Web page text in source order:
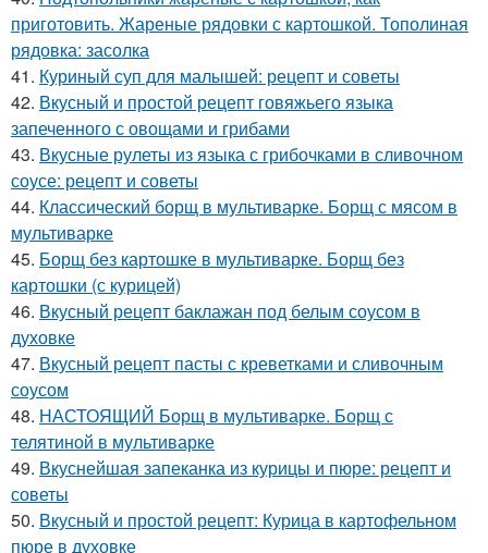
приготовить. Жареные рядовки с картошкой. Тополиная
рядовка: засолка
41. Куриный суп для малышей: рецепт и советы
42. Вкусный и простой рецепт говяжьего языка
запеченного с овощами и грибами
43. Вкусные рулеты из языка с грибочками в сливочном
соусе: рецепт и советы
44. Классический борщ в мультиварке. Борщ с мясом в
мультиварке
45. Борщ без картошке в мультиварке. Борщ без
картошки (с курицей)
46. Вкусный рецепт баклажан под белым соусом в
духовке
47. Вкусный рецепт пасты с креветками и сливочным
соусом
48. НАСТОЯЩИЙ Борщ в мультиварке. Борщ с
телятиной в мультиварке
49. Вкуснейшая запеканка из курицы и пюре: рецепт и
советы
50. Вкусный и простой рецепт: Курица в картофельном
пюре в духовке